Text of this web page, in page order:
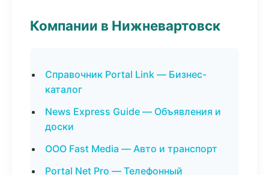
Компании в Нижневартовск
Справочник Portal Link — Бизнес-
каталог
News Express Guide — Объявления и
доски
ООО Fast Media — Авто и транспорт
Portal Net Pro — Телефонный